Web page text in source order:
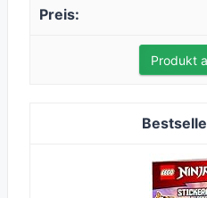
Produkt